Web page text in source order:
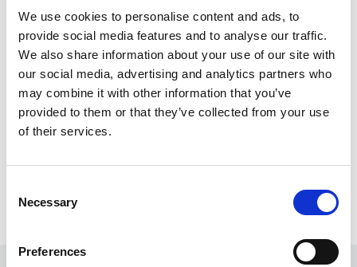
We use cookies to personalise content and ads, to
provide social media features and to analyse our traffic.
We also share information about your use of our site with
our social media, advertising and analytics partners who
may combine it with other information that you’ve
provided to them or that they’ve collected from your use
of their services.
Selection
Necessary
Preferences
VT GTL RH
Der VT GTL RH ist ein leistungsstarker,
wasserdichter Greifer für raue Umgebungen.